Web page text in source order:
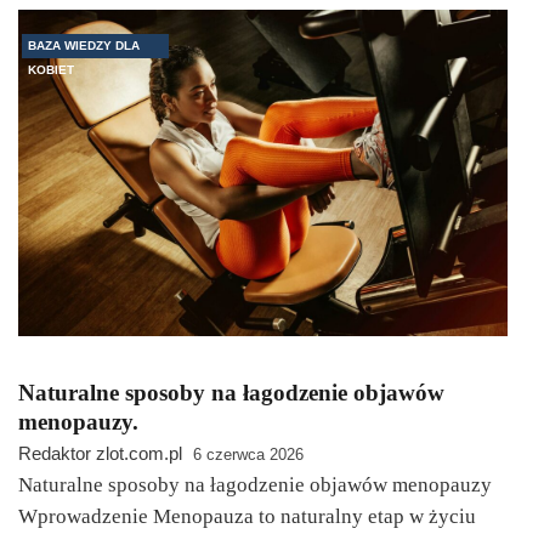
BAZA WIEDZY DLA
KOBIET
Naturalne sposoby na łagodzenie objawów
menopauzy.
Redaktor zlot.com.pl 6 czerwca 2026
Naturalne sposoby na łagodzenie objawów menopauzy
Wprowadzenie Menopauza to naturalny etap w życiu